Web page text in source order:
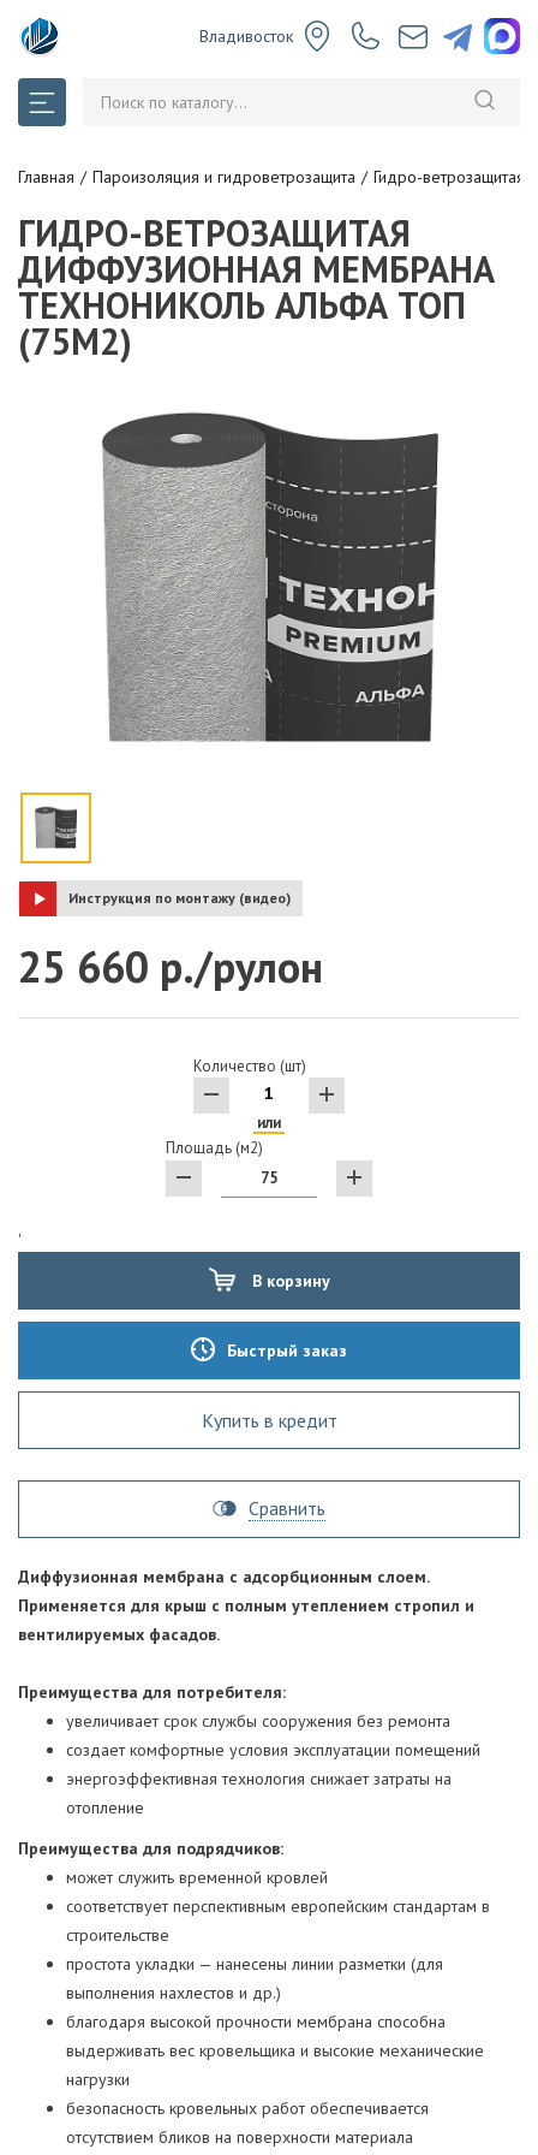
Владивосток
Главная Пароизоляция и гидроветрозащита Гидро-
ГИДРО-ВЕТРОЗАЩИТАЯ
ДИФФУЗИОННАЯ МЕМБРАНА
ТЕХНОНИКОЛЬ АЛЬФА ТОП
(75М2)
Инструкция по монтажу (видео)
25 660 р./рулон
Количество (шт)
или
Площадь (м2)
'
В корзину
Быстрый заказ
Купить в кредит
Сравнить
Диффузионная мембрана с адсорбционным слоем.
Применяется для крыш с полным утеплением стропил и
вентилируемых фасадов.
Преимущества для потребителя:
увеличивает срок службы сооружения без ремонта
создает комфортные условия эксплуатации помещений
энергоэффективная технология снижает затраты на
отопление
Преимущества для подрядчиков:
может служить временной кровлей
соответствует перспективным европейским стандартам в
строительстве
простота укладки — нанесены линии разметки (для
выполнения нахлестов и др.)
благодаря высокой прочности мембрана способна
выдерживать вес кровельщика и высокие механические
нагрузки
безопасность кровельных работ обеспечивается
отсутствием бликов на поверхности материала